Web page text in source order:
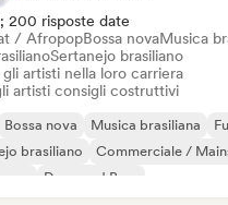
200 risposte date
/ AfropopBossa novaMusica
Sertanejo brasiliano
artisti nella loro carriera
artisti consigli costruttivi
Bossa nova Musica brasiliana
brasiliano
Commerciale /
Drum and Bass